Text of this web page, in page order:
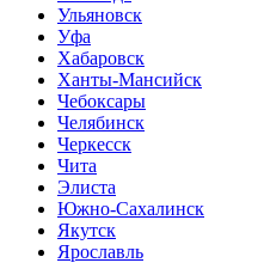
Ульяновск
Уфа
Хабаровск
Ханты-Мансийск
Чебоксары
Челябинск
Черкесск
Чита
Элиста
Южно-Сахалинск
Якутск
Ярославль